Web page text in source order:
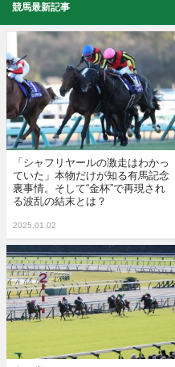
競馬最新記事
「シャフリヤールの激走はわかっ
ていた」本物だけが知る有馬記念
裏事情。そして“金杯”で再現され
る波乱の結末とは？
2025.01.02